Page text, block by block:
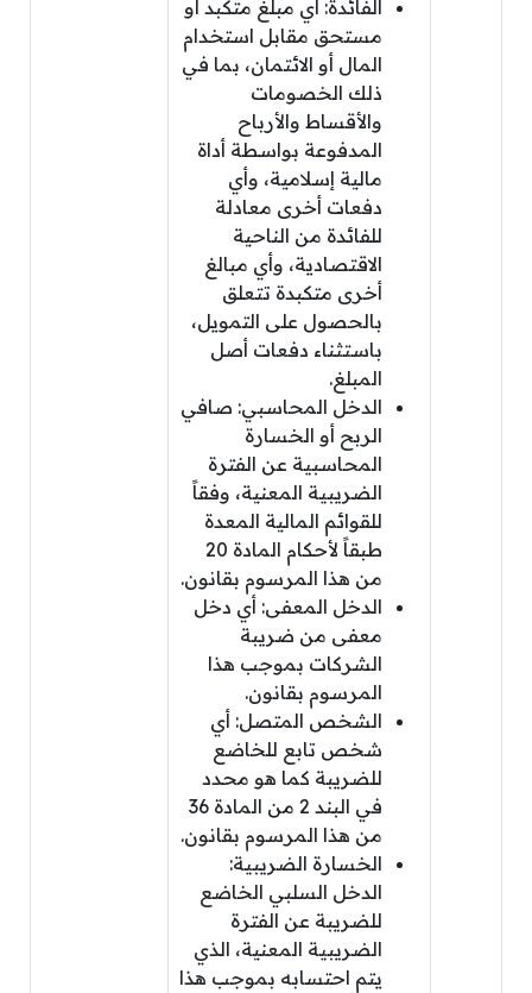
الفائدة: أي مبلغ متكبد أو
مستحق مقابل استخدام
المال أو الائتمان، بما في
ذلك الخصومات
والأقساط والأرباح
المدفوعة بواسطة أداة
مالية إسلامية، وأي
دفعات أخرى معادلة
للفائدة من الناحية
الاقتصادية، وأي مبالغ
أخرى متكبدة تتعلق
بالحصول على التمويل،
باستثناء دفعات أصل
المبلغ.
الدخل المحاسبي: صافي
الربح أو الخسارة
المحاسبية عن الفترة
الضريبية المعنية، وفقاً
للقوائم المالية المعدة
طبقاً لأحكام المادة 20
من هذا المرسوم بقانون.
الدخل المعفى: أي دخل
معفى من ضريبة
الشركات بموجب هذا
المرسوم بقانون.
الشخص المتصل: أي
شخص تابع للخاضع
للضريبة كما هو محدد
في البند 2 من المادة 36
من هذا المرسوم بقانون.
الخسارة الضريبية:
الدخل السلبي الخاضع
للضريبة عن الفترة
الضريبية المعنية، الذي
يتم احتسابه بموجب هذا